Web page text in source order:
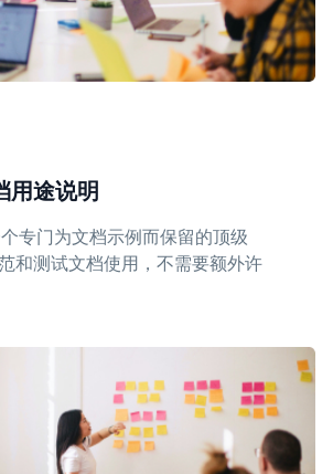
用途说明
专门为文档示例而保留的顶级
和测试文档使用，不需要额外许